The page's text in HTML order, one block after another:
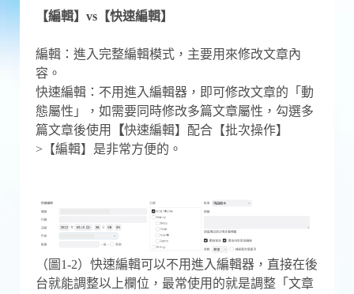
【編輯】vs【快速編輯】
編輯：進入完整編輯模式，主要用來修改文章內
容。
快速編輯：不用進入編輯器，即可修改文章的「動
態屬性」，如需要同時修改多篇文章屬性，勾選多
篇文章後使用
【快速編輯】配合【批次操作】
>【編輯】是非常方便的。
（圖1-2）快速編輯可以不用進入編輯器，直接在後
台就能調整以上欄位，最常使用的就是調整「文章